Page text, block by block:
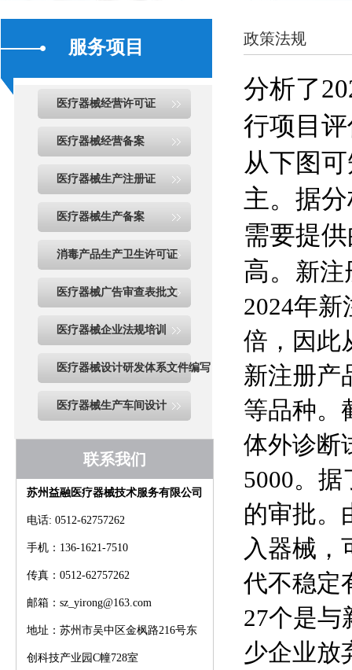
服务项目
医疗器械经营许可证
医疗器械经营备案
医疗器械生产注册证
医疗器械生产备案
消毒产品生产卫生许可证
医疗器械广告审查表批文
医疗器械企业法规培训
医疗器械设计研发体系文件编写
医疗器械生产车间设计
联系我们
苏州益融医疗器械技术服务有限公司
电话: 0512-62757262
手机：136-1621-7510
传真：0512-62757262
邮箱：sz_yirong@163.com
地址：苏州市吴中区金枫路216号东
创科技产业园C幢728室
政策法规
分析了
行项目
从下图
主。据
需要提
高。 新注
2024年
倍，因此
新注册产
等品种。
体外诊断
5000。
的审批。
入器械，
代不稳定
27个是与
少企业放